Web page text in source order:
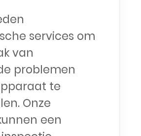
services om
van
problemen
te
Onze
een